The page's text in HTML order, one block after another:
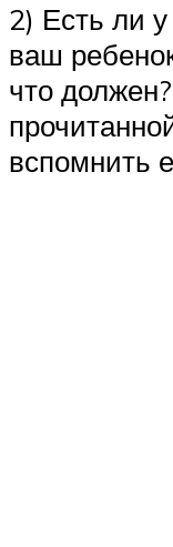
2) Есть ли
ваш
что
вспомнить